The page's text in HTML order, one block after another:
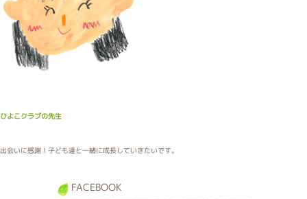
ひよこクラブの先生
出会いに感謝！子ども達と一緒に成長していきたいです。
FACEBOOK